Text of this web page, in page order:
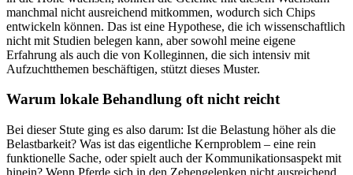
manchmal nicht ausreichend mitkommen, wodurch sich Chips
entwickeln können. Das ist eine Hypothese, die ich wissenschaftlich
nicht mit Studien belegen kann, aber sowohl meine eigene
Erfahrung als auch die von Kolleginnen, die sich intensiv mit
Aufzuchtthemen beschäftigen, stützt dieses Muster.
Warum lokale Behandlung oft nicht reicht
Bei dieser Stute ging es also darum: Ist die Belastung höher als die
Belastbarkeit? Was ist das eigentliche Kernproblem – eine rein
funktionelle Sache, oder spielt auch der Kommunikationsaspekt mit
hinein? Wenn Pferde sich in den Zehengelenken nicht ausreichend